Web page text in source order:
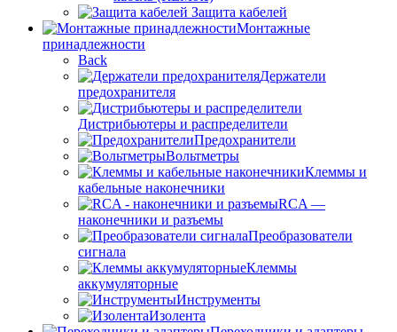
Защита кабелей
Монтажные
принадлежности
Back
Держатели
предохранителя
Дистрибьютеры и распределители
Предохранители
Вольтметры
Клеммы и
кабельные наконечники
RCA —
наконечники и разъемы
Преобразователи
сигнала
Клеммы
аккумуляторные
Инструменты
Изолента